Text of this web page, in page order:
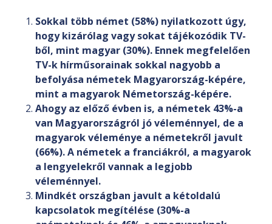
Sokkal több német (58%) nyilatkozott úgy,
hogy kizárólag vagy sokat tájékozódik TV-
ből, mint magyar (30%). Ennek megfelelően
TV-k hírműsorainak sokkal nagyobb a
befolyása németek Magyarország-képére,
mint a magyarok Németország-képére.
Ahogy az előző évben is, a németek 43%-a
van Magyarországról jó véleménnyel, de a
magyarok véleménye a németekről javult
(66%). A németek a franciákról, a magyarok
a lengyelekről vannak a legjobb
véleménnyel.
Mindkét országban javult a kétoldalú
kapcsolatok megítélése (30%-a